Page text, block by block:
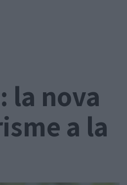
la nova
a la